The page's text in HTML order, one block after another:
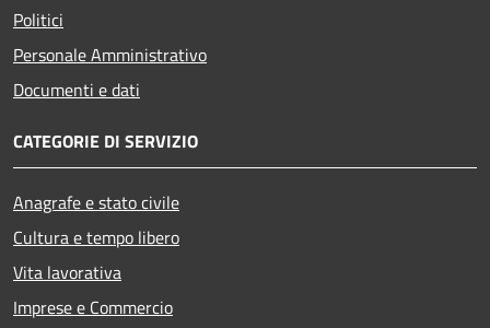
Politici
Personale Amministrativo
Documenti e dati
CATEGORIE DI SERVIZIO
Anagrafe e stato civile
Cultura e tempo libero
Vita lavorativa
Imprese e Commercio